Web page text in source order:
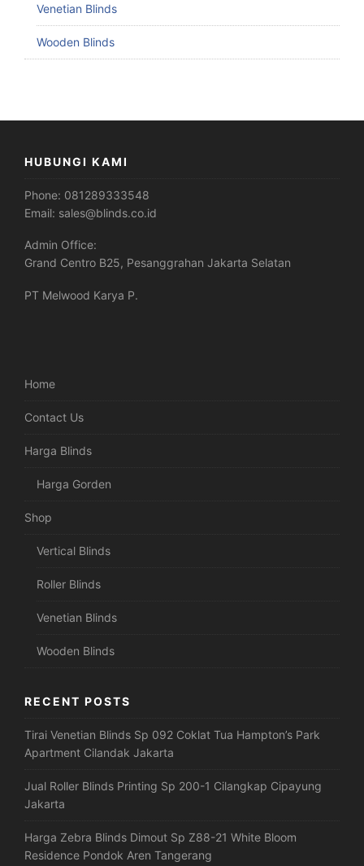
Venetian Blinds
Wooden Blinds
HUBUNGI KAMI
Phone: 081289333548
Email: sales@blinds.co.id
Admin Office:
Grand Centro B25, Pesanggrahan Jakarta Selatan
PT Melwood Karya P.
Home
Contact Us
Harga Blinds
Harga Gorden
Shop
Vertical Blinds
Roller Blinds
Venetian Blinds
Wooden Blinds
RECENT POSTS
Tirai Venetian Blinds Sp 092 Coklat Tua Hampton’s Park
Apartment Cilandak Jakarta
Jual Roller Blinds Printing Sp 200-1 Cilangkap Cipayung
Jakarta
Harga Zebra Blinds Dimout Sp Z88-21 White Bloom
Residence Pondok Aren Tangerang